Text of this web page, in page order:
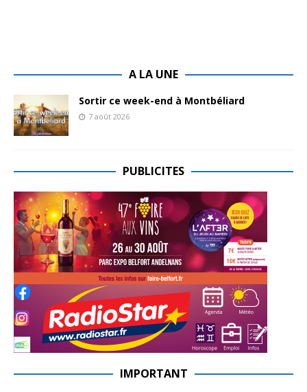
A LA UNE
Sortir ce week-end à Montbéliard
7 août 2026
PUBLICITES
IMPORTANT